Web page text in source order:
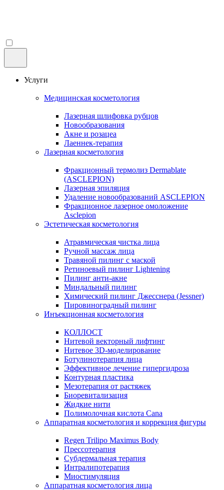
Услуги
Медицинская косметология
Лазерная шлифовка рубцов
Новообразования
Акне и розацеа
Лаеннек-терапия
Лазерная косметология
Фракционный термолиз Dermablate
(ASCLEPION)
Лазерная эпиляция
Удаление новообразований ASCLEPION
Фракционное лазерное омоложение
Asclepion
Эстетическая косметология
Атравмическая чистка лица
Ручной массаж лица
Травяной пилинг с маской
Ретиноевый пилинг Lightening
Пилинг анти-акне
Миндальный пилинг
Химический пилинг Джесснера (Jessner)
Пировиноградный пилинг
Инъекционная косметология
КОЛЛОСТ
Нитевой векторный лифтинг
Нитевое 3D-моделирование
Ботулинотерапия лица
Эффективное лечение гипергидроза
Контурная пластика
Мезотерапия от растяжек
Биоревитализация
Жидкие нити
Полимолочная кислота Cana
Аппаратная косметология и коррекция фигуры
Regen Trilipo Maximus Body
Прессотерапия
Субдермальная терапия
Интралипотерапия
Миостимуляция
Аппаратная косметология лица